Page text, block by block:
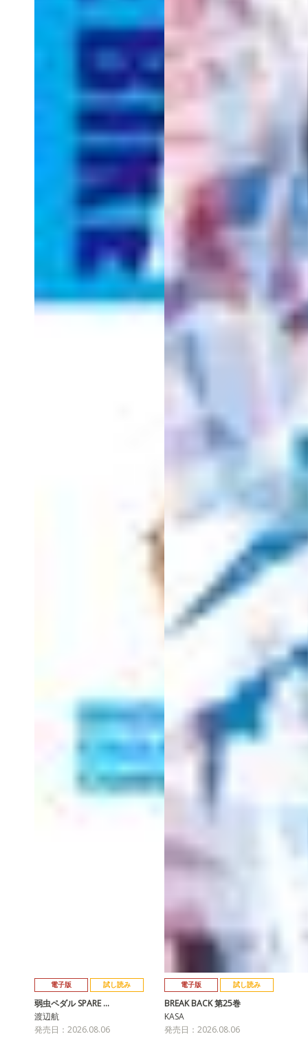
電子版 試し読み
弱虫ペダル SPARE …
渡辺航
発売日：2026.08.06
電子版 試し読み
BREAK BACK 第25巻
KASA
発売日：2026.08.06